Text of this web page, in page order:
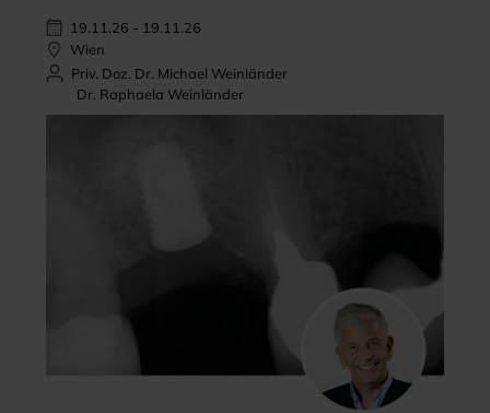
19.11.26 - 19.11.26
Wien
Priv. Doz. Dr. Michael Weinländer
Dr. Raphaela Weinländer